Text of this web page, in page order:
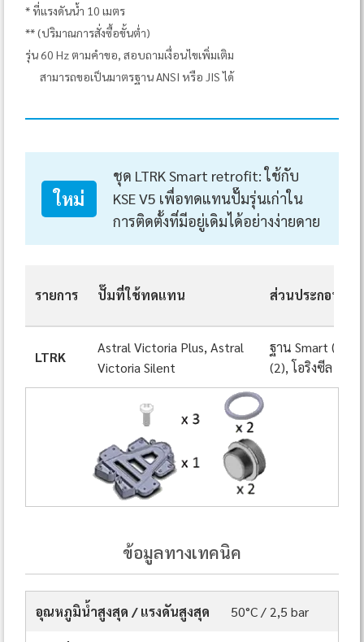
* ที่แรงดันน้ำ 10 เมตร
** (ปริมาณการสั่งซื้อขั้นต่ำ)
รุ่น 60 Hz ตามคำขอ, สอบถามเงื่อนไขเพิ่มเติม
สามารถขอเป็นมาตรฐาน ANSI หรือ JIS ได้
ใหม่
ชุด LTRK Smart retrofit: ใช้กับ
KSE V5 เพื่อทดแทนปั๊มรุ่นเก่าใน
การติดตั้งที่มีอยู่เดิมได้อย่างง่ายดาย
รายการ ปั๊มที่ใช้ทดแทน ส่วนประกอบใน
LTRK
Astral Victoria Plus, Astral
Victoria Silent
ฐาน Smart (1), ส
(2), โอริงซีล (2)
ข้อมูลทางเทคนิค
อุณหภูมิน้ำสูงสุด / แรงดันสูงสุด 50°C / 2,5 bar